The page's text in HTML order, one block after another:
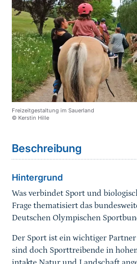
Freizeitgestaltung im Sauerland
© Kerstin Hille
Sprungmarke
Beschreibung
Hintergrund
Was verbindet Sport und
Frage thematisiert das
Deutschen Olympischen
Der Sport ist ein wichtiger
sind doch Sporttreibende in